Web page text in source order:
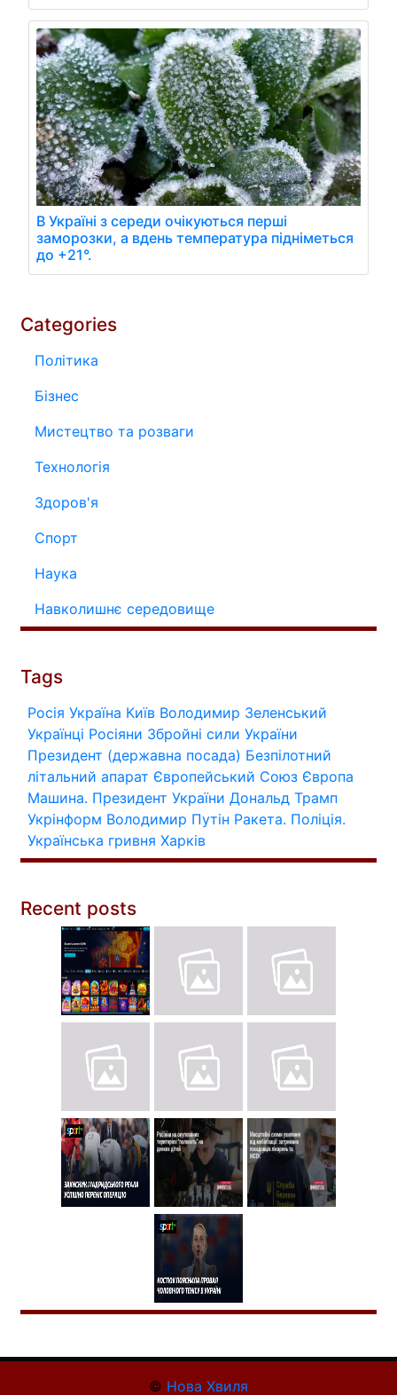
В Україні з середи очікуються перші
заморозки, а вдень температура підніметься
до +21°.
Categories
Політика
Бізнес
Мистецтво та розваги
Технологія
Здоров'я
Спорт
Наука
Навколишнє середовище
Tags
Росія Україна Київ Володимир Зеленський
Українці Росіяни Збройні сили України
Президент (державна посада) Безпілотний
літальний апарат Європейський Союз Європа
Машина. Президент України Дональд Трамп
Укрінформ Володимир Путін Ракета. Поліція.
Українська гривня Харків
Recent posts
© Нова Хвиля